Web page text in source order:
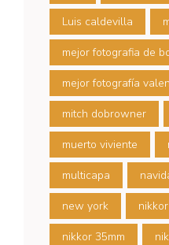
Luis caldevilla
mejor fotografia de
mejor fotografía
mitch dobrowner
muerto viviente
multicapa
new york
nikkor 35mm